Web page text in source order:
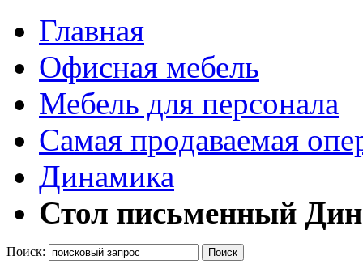
Главная
Офисная мебель
Мебель для персонала
Самая продаваемая
Динамика
Стол письменный
Поиск: Поиск